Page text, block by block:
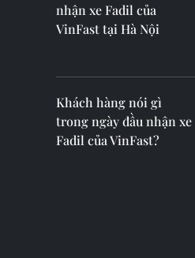
nhận xe Fadil của
VinFast tại Hà Nội
Khách hàng nói gì
trong ngày đầu nhận xe
Fadil của VinFast?